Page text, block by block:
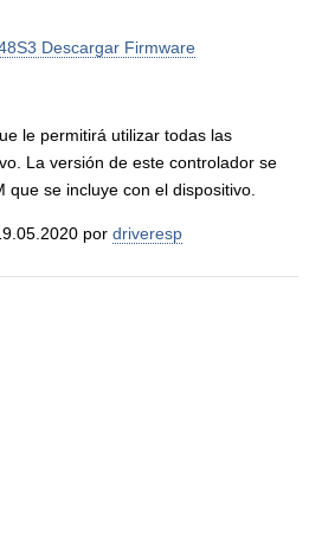
Descargar Firmware
le permitirá utilizar todas las
La versión de este controlador se
que se incluye con el dispositivo.
por driveresp